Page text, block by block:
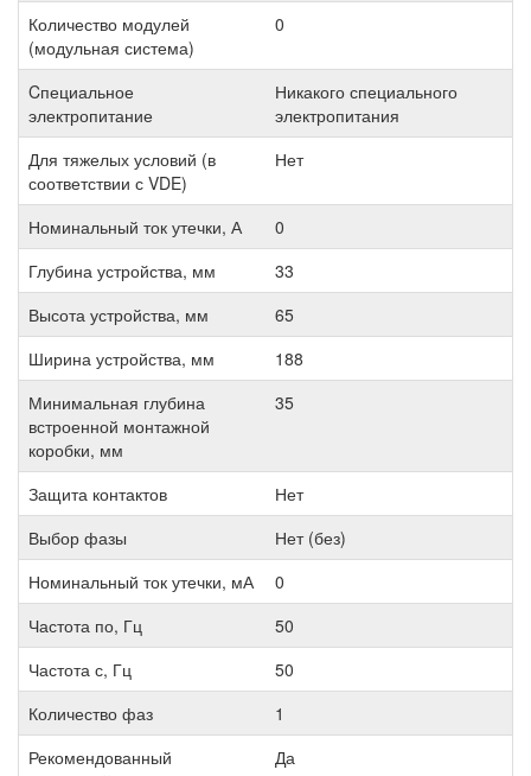
Количество модулей
(модульная система)
0
Cпециальное
электропитание
Никакого специального
электропитания
Для тяжелых условий (в
соответствии с VDE)
Нет
Номинальный ток утечки, А
0
Глубина устройства, мм
33
Высота устройства, мм
65
Ширина устройства, мм
188
Минимальная глубина
встроенной монтажной
коробки, мм
35
Защита контактов
Нет
Выбор фазы
Нет (без)
Номинальный ток утечки, мА
0
Частота по, Гц
50
Частота с, Гц
50
Количество фаз
1
Рекомендованный
Да